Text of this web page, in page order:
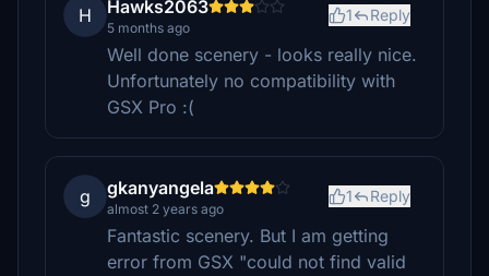
H Hawks2063
5 months ago
1 Reply
Well done scenery - looks really nice.
Unfortunately no compatibility with
GSX Pro :(
g gkanyangela
almost 2 years ago
1 Reply
Fantastic scenery. But I am getting
error from GSX "could not find valid